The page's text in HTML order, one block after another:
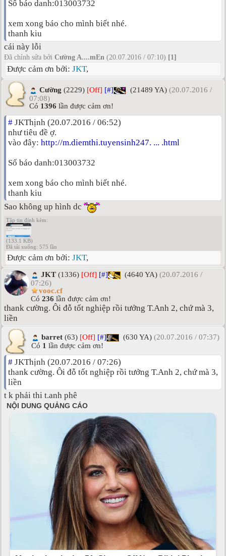
Số báo danh:013003732
xem xong báo cho mình biết nhé.
thanh kiu
cái này lỗi
Đã chỉnh sửa bởi Cường A....mEn (20.07.2016 / 07:10) [1]
Được cảm ơn bởi: JKT,
Cường (2229) [Off] [#] (21489 YA) (20.07.2016 /
07:08)
Có 1396 lần được cảm ơn!
# JKThịnh (20.07.2016 / 06:52)
như tiêu đề ợ.
vào đây: http://m.diemthi.tuyensinh247. ... .html
Số báo danh:013003732
xem xong báo cho mình biết nhé.
thanh kiu
Sao không up hình dc
Tập tin đính kèm:
(133.1 KB)
Đã tải xuống: 575 lần
Được cảm ơn bởi: JKT,
JKT (1336) [Off] [#] (4640 YA) (20.07.2016 /
07:26)
vooc.cf
Có 236 lần được cảm ơn!
thank cường. Ôi đỗ tốt nghiệp rồi tưởng T.Anh 2, chứ mà 3,
liền
barret (63) [Off] [#] (630 YA) (20.07.2016 / 07:37)
Có 1 lần được cảm ơn!
# JKThịnh (20.07.2016 / 07:26)
thank cường. Ôi đỗ tốt nghiệp rồi tưởng T.Anh 2, chứ mà 3,
liền
t k phải thi t.anh phê